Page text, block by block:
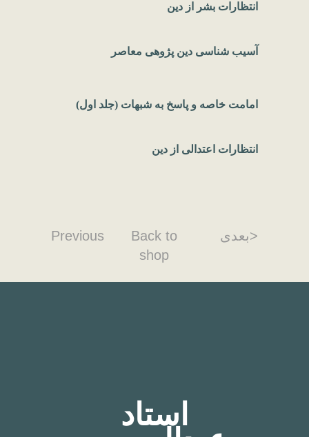
انتظارات بشر از دین
آسیب شناسی دین پژوهی معاصر
امامت خاصه و پاسخ به شبهات (جلد اول)
انتظارات اعتدالی از دین
Previous
Back to
shop
<بعدی
استاد